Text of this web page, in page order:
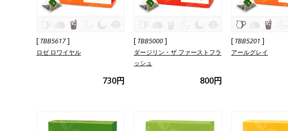
[ TBB5617]
ロゼ ロワイヤル
730円
[ TBB5000]
ダージリン・ザ ファーストフラ
ッシュ
800円
[ TBB5201 ]
アールグレイ